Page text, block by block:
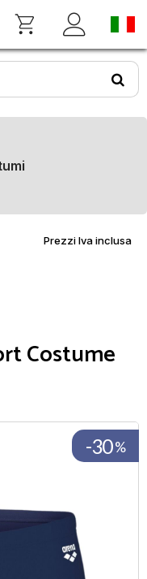
Prezzi Iva inclusa
Costume
-30%